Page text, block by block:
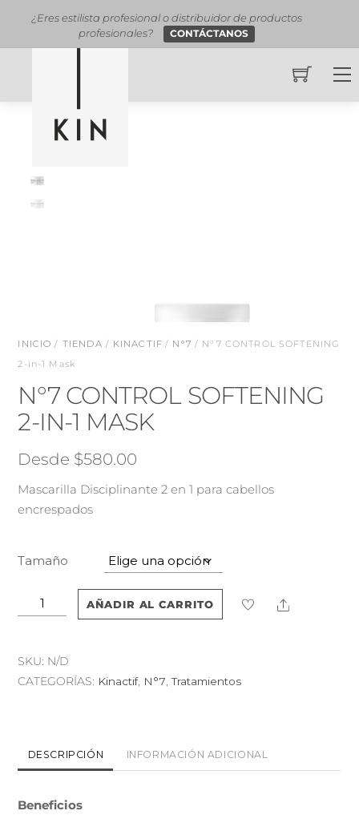
profesional o distribuidor de productos
profesionales?
CONTÁCTANOS
DISTRIBUIDOR
INICIO / TIENDA / KINACTIF / N°7 / N°7 CONTROL SOFTENING
2-in-1 Mask
N°7 CONTROL SOFTENING
2-IN-1 MASK
Desde $580.00
Mascarilla Disciplinante 2 en 1 para cabellos
encrespados
Tamaño
CONTROL
2-
in-
AÑADIR AL CARRITO Share
SKU: N/D
CATEGORÍAS: Kinactif, N°7 ,Tratamientos
DESCRIPCIÓN INFORMACIÓN ADICIONAL
Beneficios